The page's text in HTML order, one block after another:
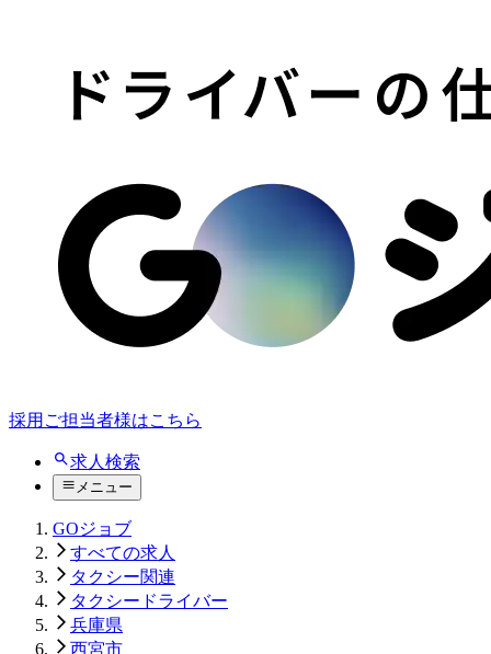
採用ご担当者様はこちら
求人検索
メニュー
GOジョブ
すべての求人
タクシー関連
タクシードライバー
兵庫県
西宮市